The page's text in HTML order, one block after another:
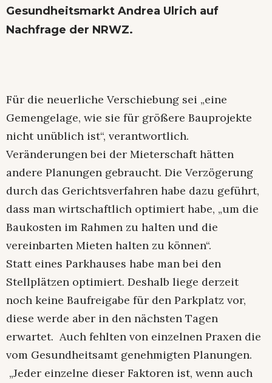
Gesundheitsmarkt Andrea Ulrich auf
Nachfrage der NRWZ.
Für die neuerliche Verschiebung sei „eine
Gemengelage, wie sie für größere Bauprojekte
nicht unüblich ist“, verantwortlich.
Veränderungen bei der Mieterschaft hätten
andere Planungen gebraucht. Die Verzögerung
durch das Gerichtsverfahren habe dazu geführt,
dass man wirtschaftlich optimiert habe, „um die
Baukosten im Rahmen zu halten und die
vereinbarten Mieten halten zu können“.
Statt eines Parkhauses habe man bei den
Stellplätzen optimiert. Deshalb liege derzeit
noch keine Baufreigabe für den Parkplatz vor,
diese werde aber in den nächsten Tagen
erwartet. Auch fehlten von einzelnen Praxen die
vom Gesundheitsamt genehmigten Planungen.
„Jeder einzelne dieser Faktoren ist, wenn auch